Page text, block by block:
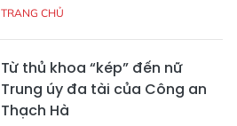
TRANG CHỦ
Từ thủ khoa “kép” đến nữ
Trung úy đa tài của Công an
Thạch Hà